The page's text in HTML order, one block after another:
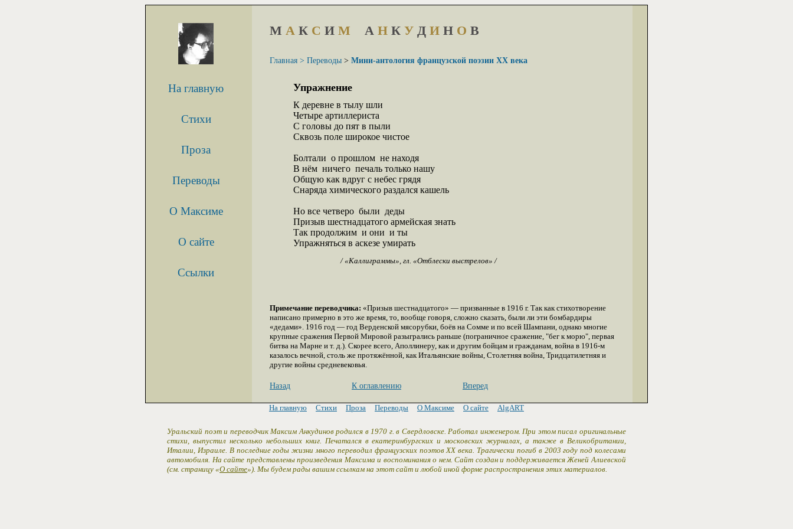
На главную
Стихи
Проза
Переводы
О Максиме
О сайте
Ссылки
М А К С И М А Н К У Д И Н О В
Главная > Переводы > Мини-антология французской поэзии XX века
Упражнение
К деревне в тылу шли
Четыре артиллериста
С головы до пят в пыли
Сквозь поле широкое чистое
Болтали  о прошлом  не находя
В нём  ничего  печаль только нашу
Общую как вдруг с небес грядя
Снаряда химического раздался кашель
Но все четверо  были  деды
Призыв шестнадцатого армейская знать
Так продолжим  и они  и ты
Упражняться в аскезе умирать
/ «Каллиграммы», гл. «Отблески выстрелов» /
Примечание переводчика: «Призыв шестнадцатого» — призванные в 1916 г. Так как стихотворение
написано примерно в это же время, то, вообще говоря, сложно сказать, были ли эти бомбардиры
«дедами». 1916 год — год Верденской мясорубки, боёв на Сомме и по всей Шампани, однако многие
крупные сражения Первой Мировой разыгрались раньше (пограничное сражение, "бег к морю", первая
битва на Марне и т. д.). Скорее всего, Аполлинеру, как и другим бойцам и гражданам, война в 1916-м
казалось вечной, столь же протяжённой, как Итальянские войны, Столетняя война, Тридцатилетняя и
другие войны средневековья.
Назад К оглавлению Вперед
На главную Стихи Проза Переводы О Максиме О сайте AlgART
Уральский поэт и переводчик Максим Анкудинов родился в 1970 г. в Свердловске. Работал инженером. При этом писал оригинальные
стихи, выпустил несколько небольших книг. Печатался в екатеринбургских и московских журналах, а также в Великобритании,
Италии, Израиле. В последние годы жизни много переводил французских поэтов XX века. Трагически погиб в 2003 году под колесами
автомобиля. На сайте представлены произведения Максима и воспоминания о нем. Сайт создан и поддерживается Женей Алиевской
(см. страницу «О сайте»). Мы будем рады вашим ссылкам на этот сайт и любой иной форме распространения этих материалов.